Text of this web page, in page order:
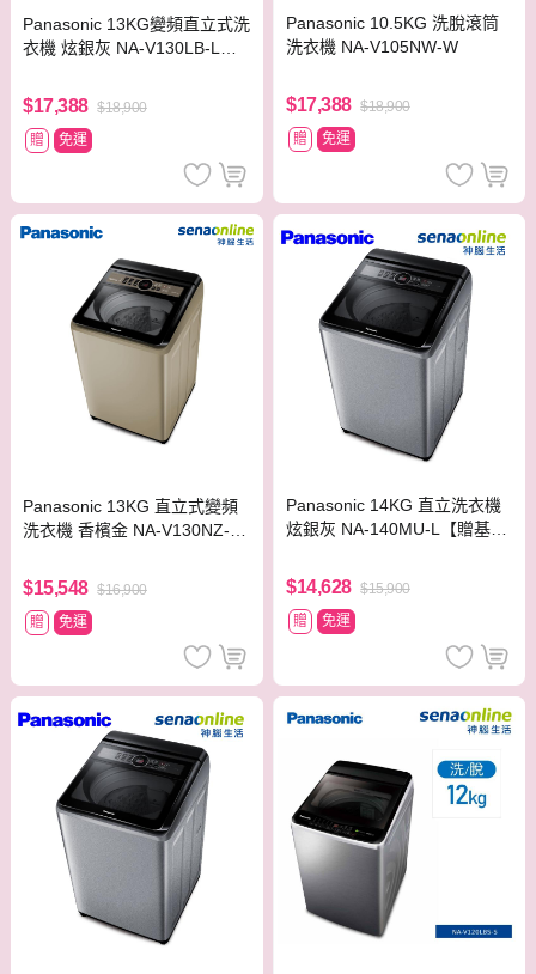
Panasonic 13KG變頻直立式洗
衣機 炫銀灰 NA-V130LB-L
$17,388 $18,900
贈
免運
Panasonic 10.5KG 洗脫滾筒
洗衣機 NA-V105NW-W
$17,388 $18,900
贈
免運
Panasonic 13KG 直立式變頻
洗衣機 香檳金 NA-V130NZ-N
$15,548 $16,900
贈
免運
Panasonic 14KG 直立洗衣機
炫銀灰 NA-140MU-L【贈基本
$14,628 $15,900
贈
免運